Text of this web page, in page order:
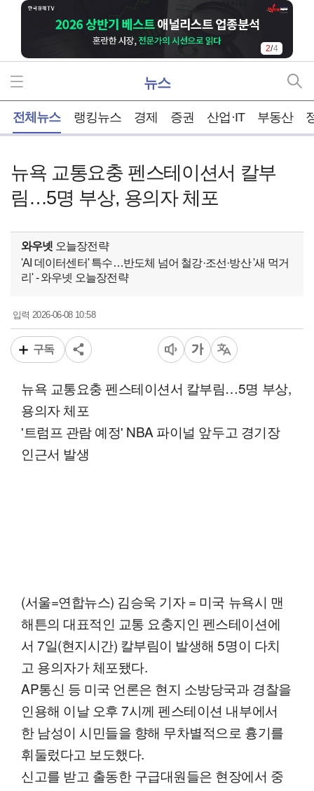
2/4
뉴스
전체뉴스 랭킹뉴스 경제 증권 산업·IT 부동산
뉴욕 교통요충 펜스테이션서 칼부
림…5명 부상, 용의자 체포
와우넷 오늘장전략
'AI 데이터센터' 특수…반도체 넘어 철강·조선·방산 '새 먹거
리' - 와우넷 오늘장전략
입력2026-06-08 10:58
구독
뉴욕 교통요충 펜스테이션서 칼부림…5명 부상,
용의자 체포
'트럼프 관람 예정' NBA 파이널 앞두고 경기장
인근서 발생
(서울=연합뉴스) 김승욱 기자 = 미국 뉴욕시 맨
해튼의 대표적인 교통 요충지인 펜스테이션에
서 7일(현지시간) 칼부림이 발생해 5명이 다치
고 용의자가 체포됐다.
AP통신 등 미국 언론은 현지 소방당국과 경찰을
인용해 이날 오후 7시께 펜스테이션 내부에서
한 남성이 시민들을 향해 무차별적으로 흉기를
휘둘렀다고 보도했다.
신고를 받고 출동한 구급대원들은 현장에서 중